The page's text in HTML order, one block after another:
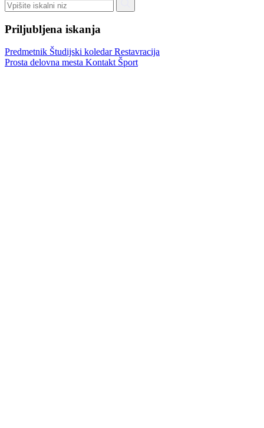
Priljubljena iskanja
Predmetnik Študijski koledarRestavracija
Prosta delovna mesta Kontakt Šport